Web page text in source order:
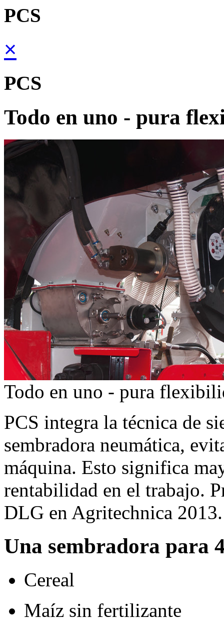
PCS
×
PCS
Todo en uno - pura
Todo en uno - pura
PCS integra la técnica de
sembradora neumática,
máquina. Esto significa
rentabilidad en el trabajo.
DLG en Agritechnica 2013.
Una sembradora para
Cereal
Maíz sin fertilizante